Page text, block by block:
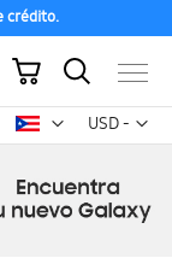
crédito.
USD -
dólar
Mi carrito